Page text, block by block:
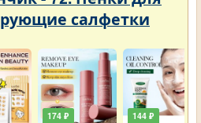
салфетки
174 ₽ 144 ₽